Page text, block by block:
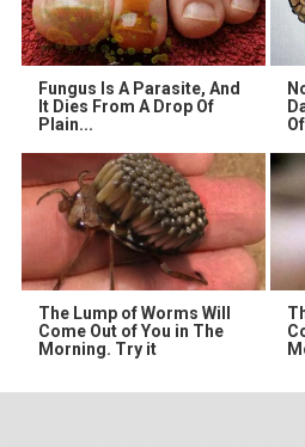
Fungus Is A Parasite, And
It Dies From A Drop Of
Plain...
Of
The Lump of Worms Will
Come Out of You in The
Morning. Try it